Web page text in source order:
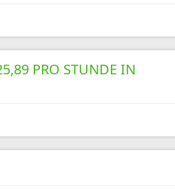
PRO STUNDE IN